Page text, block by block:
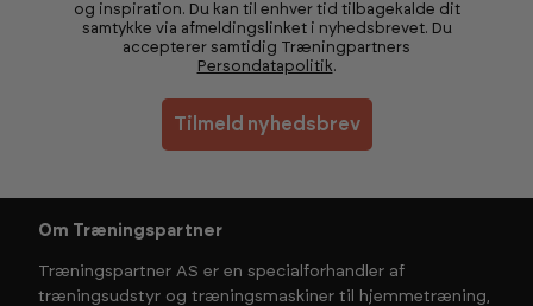
og inspiration. Du kan til enhver tid tilbagekalde dit
samtykke via afmeldingslinket i nyhedsbrevet. Du
accepterer samtidig Træningpartners
Persondatapolitik.
Tilmeld nyhedsbrev
Om Træningspartner
Træningspartner AS er en specialforhandler af
træningsudstyr og træningsmaskiner til hjemmetræning,